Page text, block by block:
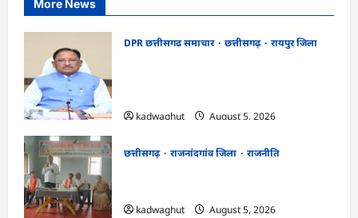
More News
DPR छत्तीसगढ समाचार छत्तीसगढ़
रायपुर जिला
kadwaghut
August 5, 2026
छत्तीसगढ़ राजनांदगांव जिला
राजनीति
kadwaghut
August 5, 2026